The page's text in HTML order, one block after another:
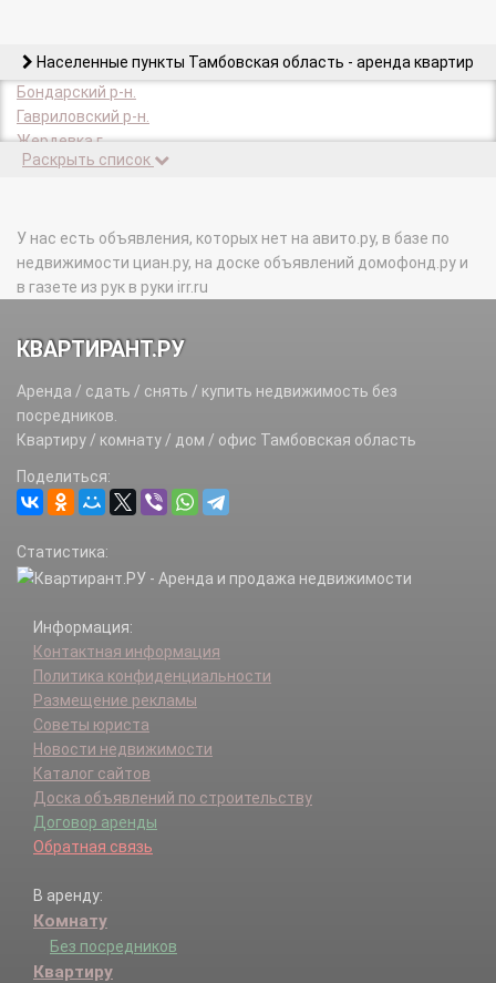
Населенные пункты Тамбовская область - аренда квартир
Бондарский р-н.
Гавриловский р-н.
Жердевка г.
Жердевский р-н.
Кирсанов г.
Кирсановский р-н.
Котовск г.
Мичуринский р-н.
Мордовский р-н.
Моршанск г.
Моршанский р-н.
Мучкапский р-н.
Первомайский р-н.
Петровский р-н.
Рассказово г.
Рассказовский р-н.
Сампурский р-н.
Сосновский р-н.
Староюрьевский р-н.
Тамбов г.
Тамбовский р-н.
Токаревский р-н.
Уварово г.
Уваровский р-н.
Уметский р-н.
Раскрыть список
У нас есть объявления, которых нет на авито.ру, в базе по
недвижимости циан.ру, на доске объявлений домофонд.ру и
в газете из рук в руки irr.ru
КВАРТИРАНТ.РУ
Аренда / сдать / снять / купить недвижимость без
посредников.
Квартиру / комнату / дом / офис Тамбовская область
Поделиться:
Статистика:
Информация:
Контактная информация
Политика конфиденциальности
Размещение рекламы
Советы юриста
Новости недвижимости
Каталог сайтов
Доска объявлений по строительству
Договор аренды
Обратная связь
В аренду:
Комнату
Без посредников
Квартиру